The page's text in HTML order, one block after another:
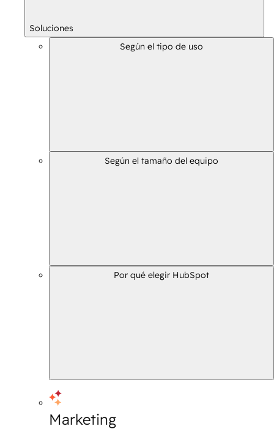
Soluciones
Según el tipo de uso
Según el tamaño del equipo
Por qué elegir HubSpot
Marketing